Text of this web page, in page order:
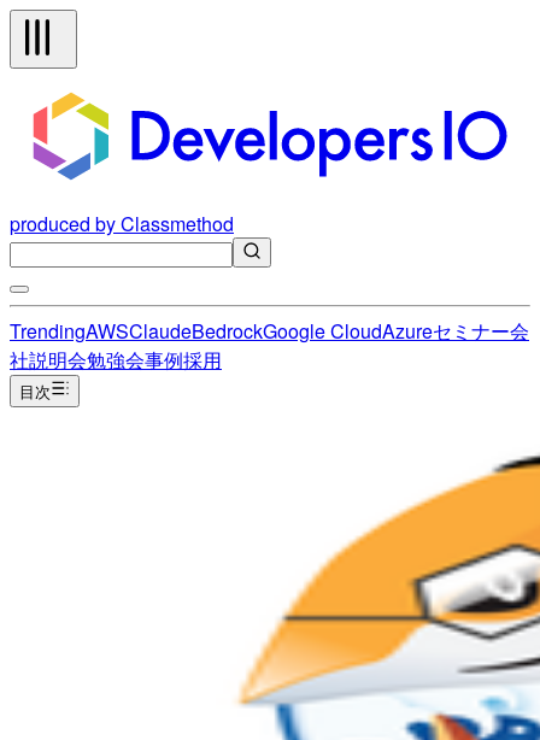
produced by Classmethod
TrendingAWSClaudeBedrockGoogle CloudAzureセミナー会
社説明会勉強会事例採用
目次